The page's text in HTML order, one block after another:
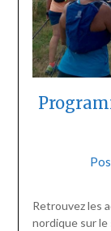
Retrouvez les
nordique sur le